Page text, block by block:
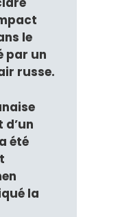
le
par un
russe.
été
la